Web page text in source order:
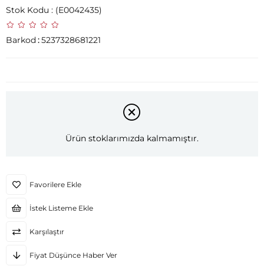
Stok Kodu (E0042435)
Barkod:5237328681221
Ürün stoklarımızda kalmamıştır.
Favorilere Ekle
İstek Listeme Ekle
Karşılaştır
Fiyat Düşünce Haber Ver